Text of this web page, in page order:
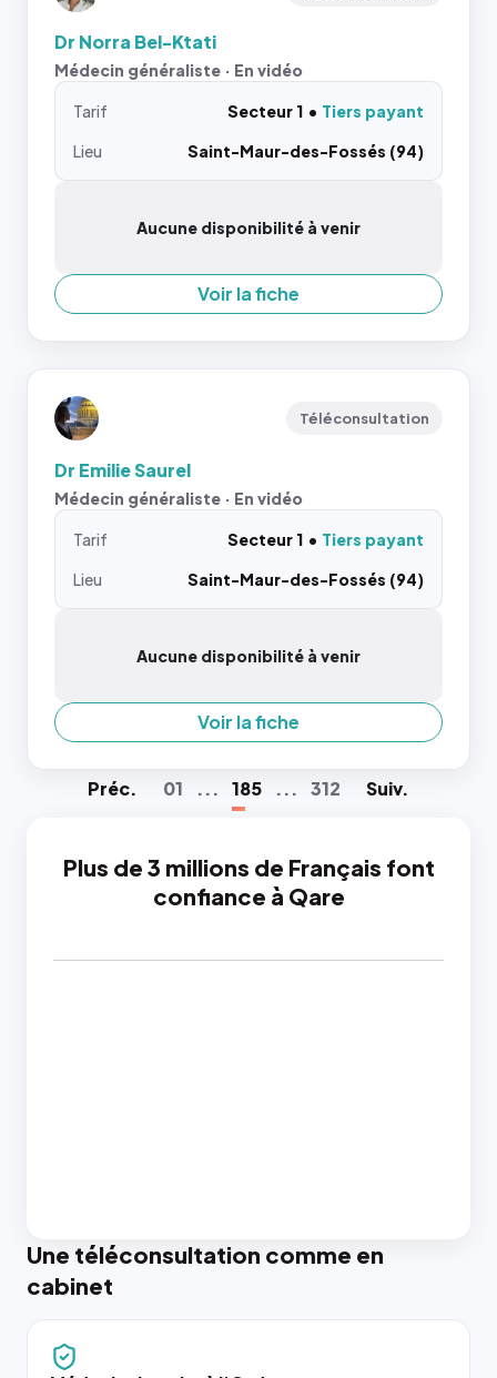
Dr Norra Bel-Ktati
Médecin généraliste · En vidéo
Tarif Secteur 1
Tiers payant
Lieu
Saint-Maur-des-Fossés (94)
Aucune disponibilité à venir
Voir la fiche
Téléconsultation
Dr Emilie Saurel
Médecin généraliste · En vidéo
Tarif Secteur 1
Tiers payant
Lieu
Saint-Maur-des-Fossés (94)
Aucune disponibilité à venir
Voir la fiche
Préc. 01 ... 185 ... 312 Suiv.
Plus de 3 millions de Français font
confiance à Qare
Une téléconsultation comme en
cabinet